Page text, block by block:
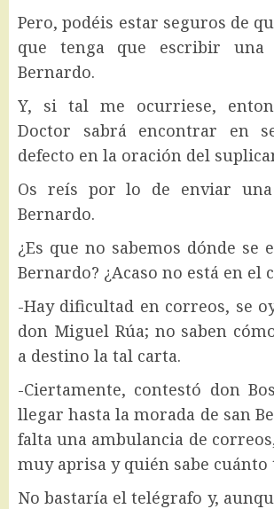
Pero, podéis estar seguros de
que tenga que escribir
Bernardo.
Y, si tal me ocurriese,
Doctor sabrá encontrar en
defecto en la oración del
Os reís por lo de enviar
Bernardo.
¿Es que no sabemos dónde se
Bernardo? ¿Acaso no está en el
-Hay dificultad en correos, se
don Miguel Rúa; no saben
a destino la tal carta.
-Ciertamente, contestó don
llegar hasta la morada de san
falta una ambulancia de
muy aprisa y quién sabe cuánto
No bastaría el telégrafo y,